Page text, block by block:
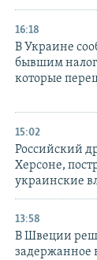
16:18
В Украине
бывшим
которые
15:02
Российский
Херсоне,
украинские
13:58
В Швеции
задержанное